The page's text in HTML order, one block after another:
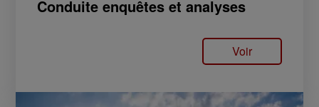
Conduite enquêtes et analyses
Voir